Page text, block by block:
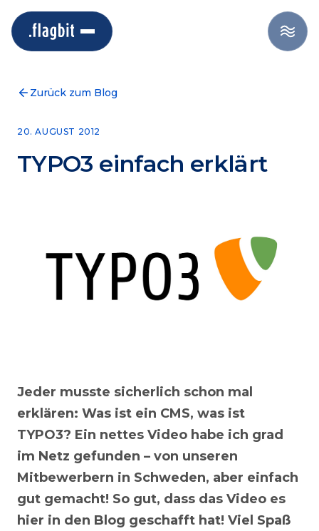
Zurück zum Blog
20. AUGUST 2012
TYPO3 einfach erklärt
Jeder musste sicherlich schon mal
erklären: Was ist ein CMS, was ist
TYPO3? Ein nettes Video habe ich grad
im Netz gefunden – von unseren
Mitbewerbern in Schweden, aber einfach
gut gemacht! So gut, dass das Video es
hier in den Blog geschafft hat! Viel Spaß